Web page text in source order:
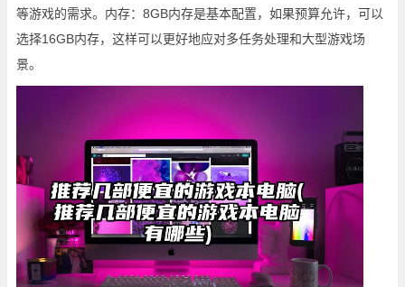
等游戏的需求。内存：8GB内存是基本配置，如果预算允许，可以
选择16GB内存，这样可以更好地应对多任务处理和大型游戏场
景。